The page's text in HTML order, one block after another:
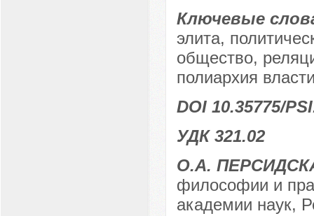
Ключевые
элита,
общество,
полиархия
DOI 10.35775/
УДК 321.02
О.А.
философии и
академии наук,